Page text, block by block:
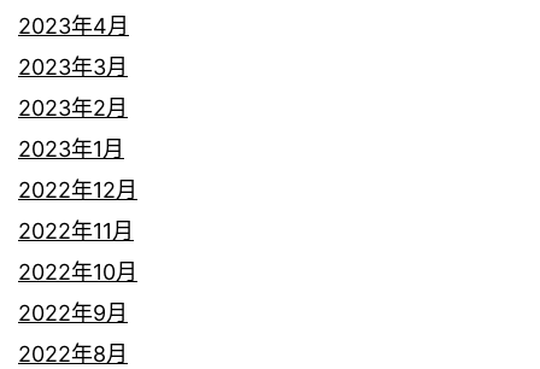
2023年4月
2023年3月
2023年2月
2023年1月
2022年12月
2022年11月
2022年10月
2022年9月
2022年8月